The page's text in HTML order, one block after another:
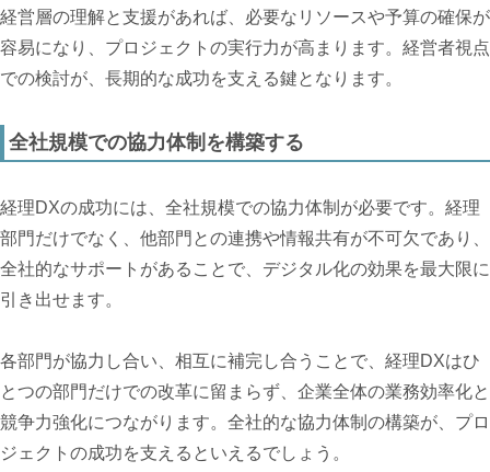
経営層の理解と支援があれば、必要なリソースや予算の確保が
容易になり、プロジェクトの実行力が高まります。経営者視点
での検討が、長期的な成功を支える鍵となります。
全社規模での協力体制を構築する
経理DXの成功には、全社規模での協力体制が必要です。経理
部門だけでなく、他部門との連携や情報共有が不可欠であり、
全社的なサポートがあることで、デジタル化の効果を最大限に
引き出せます。
各部門が協力し合い、相互に補完し合うことで、経理DXはひ
とつの部門だけでの改革に留まらず、企業全体の業務効率化と
競争力強化につながります。全社的な協力体制の構築が、プロ
ジェクトの成功を支えるといえるでしょう。